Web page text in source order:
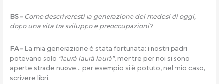
BS – Come descriveresti la generazione dei medesi di oggi,
dopo una vita tra sviluppo e preoccupazioni?
FA –La mia generazione è stata fortunata: i nostri padri
potevano solo “laurà laurà laurà”, mentre per noi si sono
aperte strade nuove… per esempio si è potuto, nel mio caso,
scrivere libri.